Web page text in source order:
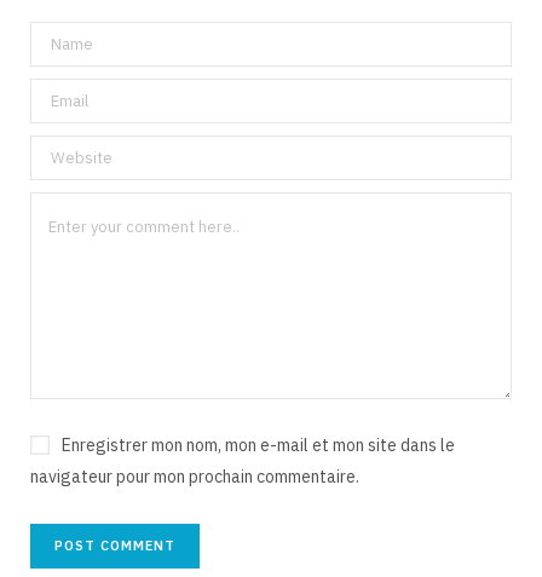
Enregistrer mon nom, mon e-mail et mon site dans le
navigateur pour mon prochain commentaire.